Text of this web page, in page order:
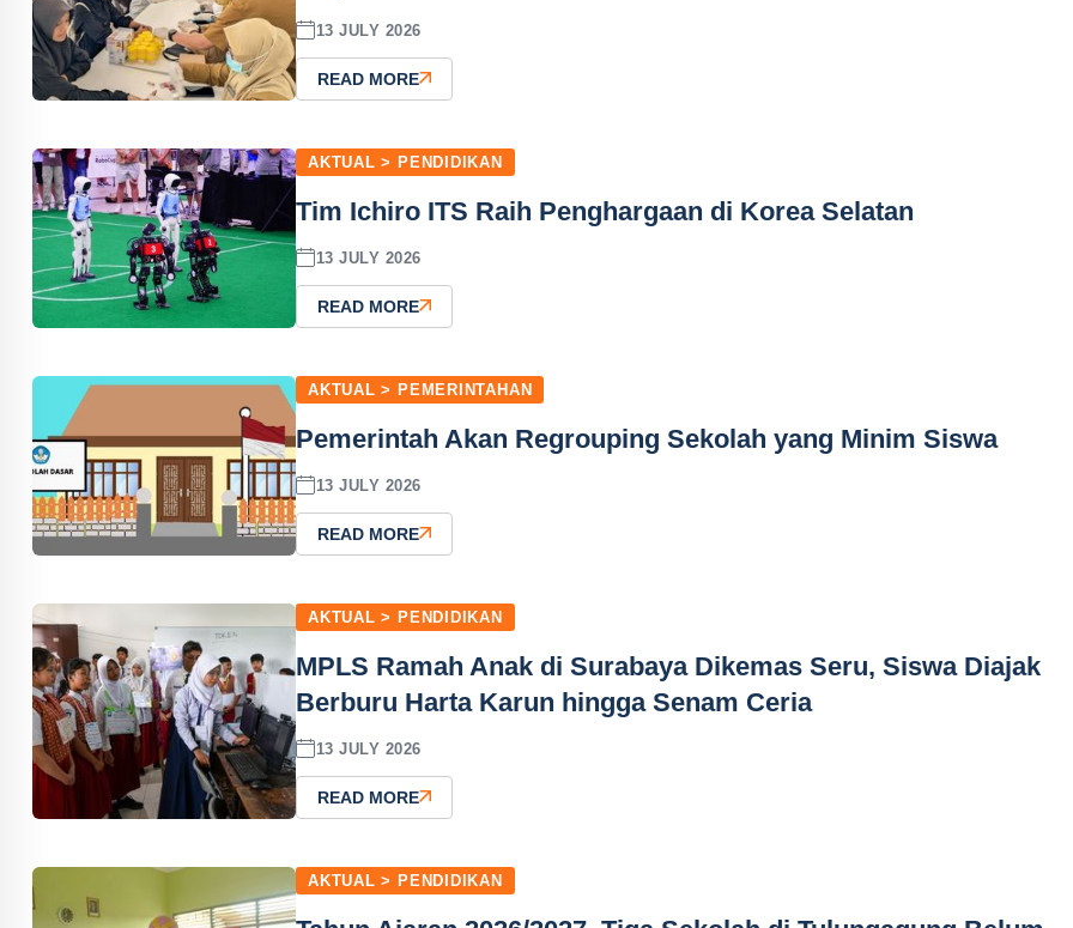
13 JULY 2026
READ MORE
AKTUAL > PENDIDIKAN
Tim Ichiro ITS Raih Penghargaan di Korea Selatan
13 JULY 2026
READ MORE
AKTUAL > PEMERINTAHAN
Pemerintah Akan Regrouping Sekolah yang Minim Siswa
13 JULY 2026
READ MORE
AKTUAL > PENDIDIKAN
MPLS Ramah Anak di Surabaya Dikemas Seru, Siswa Diajak
Berburu Harta Karun hingga Senam Ceria
13 JULY 2026
READ MORE
AKTUAL > PENDIDIKAN